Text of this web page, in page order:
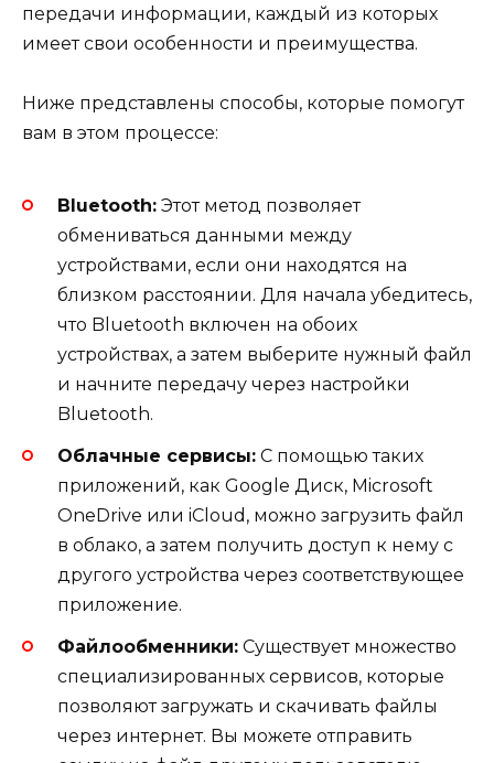
передачи информации, каждый из которых
имеет свои особенности и преимущества.
Ниже представлены способы, которые помогут
вам в этом процессе:
Bluetooth: Этот метод позволяет
обмениваться данными между
устройствами, если они находятся на
близком расстоянии. Для начала убедитесь,
что Bluetooth включен на обоих
устройствах, а затем выберите нужный файл
и начните передачу через настройки
Bluetooth.
Облачные сервисы: С помощью таких
приложений, как Google Диск, Microsoft
OneDrive или iCloud, можно загрузить файл
в облако, а затем получить доступ к нему с
другого устройства через соответствующее
приложение.
Файлообменники: Существует множество
специализированных сервисов, которые
позволяют загружать и скачивать файлы
через интернет. Вы можете отправить